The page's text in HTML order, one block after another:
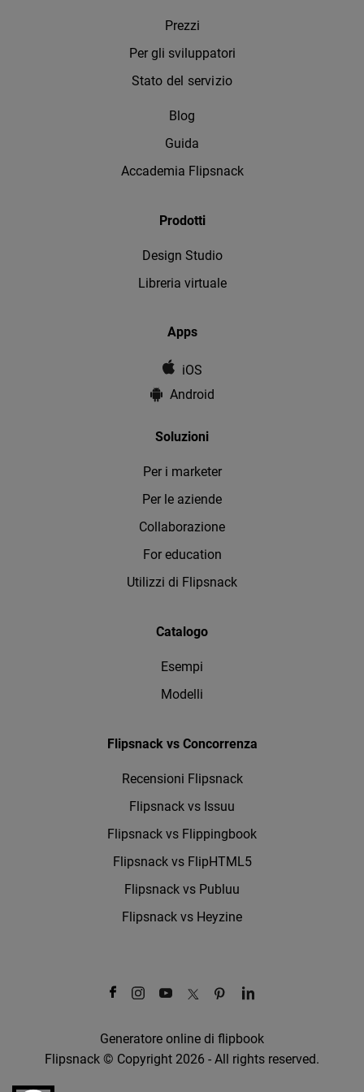
Prezzi
Per gli sviluppatori
Stato del servizio
Blog
Guida
Accademia Flipsnack
Prodotti
Design Studio
Libreria virtuale
Apps
iOS
Android
Soluzioni
Per i marketer
Per le aziende
Collaborazione
For education
Utilizzi di Flipsnack
Catalogo
Esempi
Modelli
Flipsnack vs Concorrenza
Recensioni Flipsnack
Flipsnack vs Issuu
Flipsnack vs Flippingbook
Flipsnack vs FlipHTML5
Flipsnack vs Publuu
Flipsnack vs Heyzine
Generatore online di flipbook
Flipsnack © Copyright 2026 - All rights reserved.